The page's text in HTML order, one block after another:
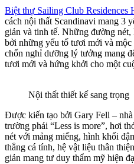
Biệt thự Sailing Club Residences
cách nội thất Scandinavi mang 3
giản và tinh tế. Những đường
bởi những yếu tố tươi mới và
chốn nghỉ dưỡng lý tưởng mang
tươi mới và hứng khởi cho một
Nội thất thiết kế sang trọng
Được kiến tạo bởi Gary Fell –
trường phái “Less is more”, hơi
nét với mảng miếng, hình khối
thẳng cá tính, hệ vật liệu thân
giản mang tư duy thẩm mỹ hiện